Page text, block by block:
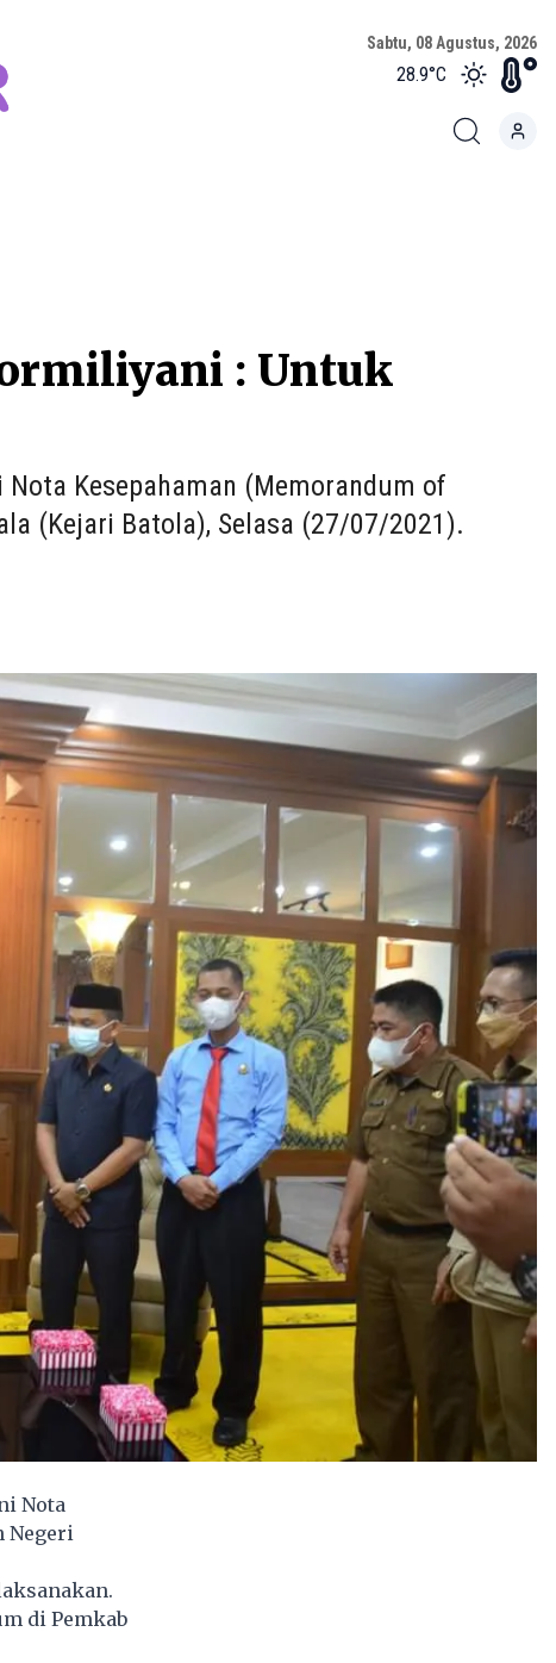
Sabtu, 08 Agustus, 2026
28.9°C
: Untuk
Kesepahaman (Memorandum of
(Kejari Batola), Selasa (27/07/2021).
Nota
Negeri
di Pemkab